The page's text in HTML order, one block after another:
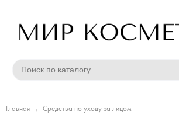
Главная → Средства по уходу за лицом